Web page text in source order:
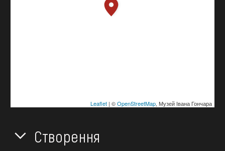
Leaflet| ©OpenStreetMap, Музей Івана Гончара
Створення